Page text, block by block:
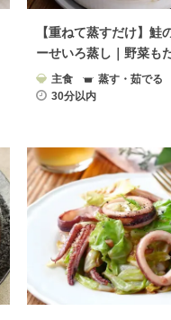
【重ねて蒸すだけ】鮭
ーせいろ蒸し｜野菜も
菜レシピ
主食
蒸す・茹でる
30分以内